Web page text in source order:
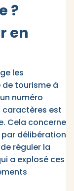
?
en
les
de tourisme à
numéro
caractères est
Cela concerne
par délibération
réguler la
a explosé ces